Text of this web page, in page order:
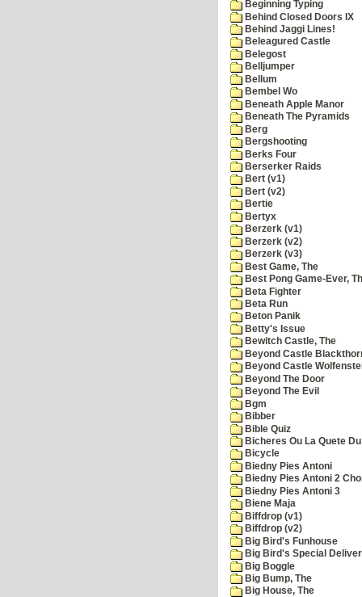
Beginning Typing
Behind Closed Doors IX
Behind Jaggi Lines!
Beleagured Castle
Belegost
Belljumper
Bellum
Bembel Wo
Beneath Apple Manor
Beneath The Pyramids
Berg
Bergshooting
Berks Four
Berserker Raids
Bert (v1)
Bert (v2)
Bertie
Bertyx
Berzerk (v1)
Berzerk (v2)
Berzerk (v3)
Best Game, The
Best Pong Game-Ever,
Beta Fighter
Beta Run
Beton Panik
Betty's Issue
Bewitch Castle, The
Beyond Castle
Beyond Castle
Beyond The Door
Beyond The Evil
Bgm
Bibber
Bible Quiz
Bicheres Ou La Quete
Bicycle
Biedny Pies Antoni
Biedny Pies Antoni 2
Biedny Pies Antoni 3
Biene Maja
Biffdrop (v1)
Biffdrop (v2)
Big Bird's Funhouse
Big Bird's Special
Big Boggle
Big Bump, The
Big House, The